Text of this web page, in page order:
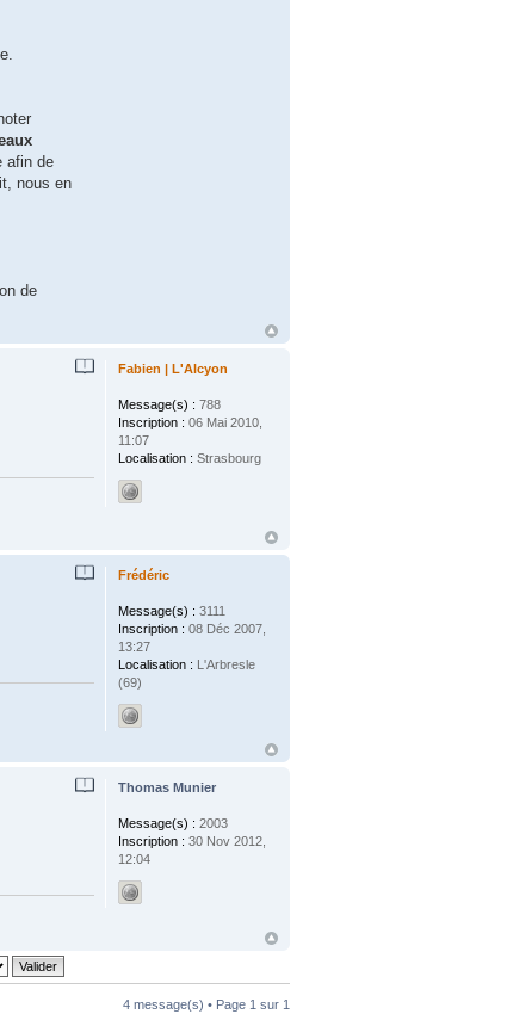
afin de
nous en
de
Fabien | L'Alcyon
Message(s) : 788
Inscription : 06 Mai 2010,
11:07
Localisation : Strasbourg
Frédéric
Message(s) : 3111
Inscription : 08 Déc 2007,
13:27
Localisation : L'Arbresle
(69)
Thomas Munier
Message(s) : 2003
Inscription : 30 Nov 2012,
12:04
4 message(s) • Page 1 sur 1